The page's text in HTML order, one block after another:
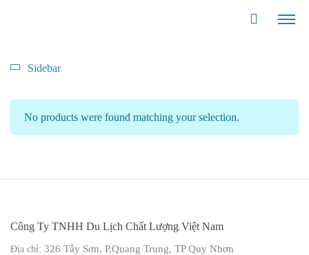
No products were found matching your selection.
Sidebar
Công Ty TNHH Du Lịch Chất Lượng Việt Nam
Địa chỉ: 326 Tây Sơn, P.Quang Trung, TP Quy Nhơn